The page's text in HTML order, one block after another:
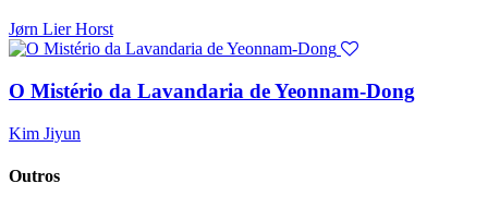
Jørn Lier Horst
O Mistério da Lavandaria de Yeonnam-Dong
Kim Jiyun
Outros